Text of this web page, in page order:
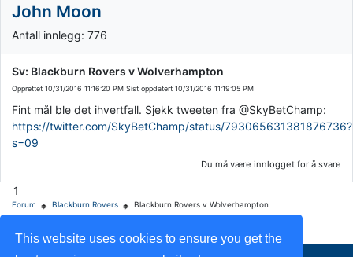
This website uses cookies to ensure you get the
John Moon
Antall innlegg: 776
Sv: Blackburn Rovers v Wolverhampton
Opprettet 10/31/2016 11:16:20 PM Sist oppdatert 10/31/2016 11:19:05 PM
Fint mål ble det ihvertfall. Sjekk tweeten fra @SkyBetChamp:
https://twitter.com/SkyBetChamp/status/793065631381876736?
s=09
Du må være innlogget for å svare
1
Forum Blackburn Rovers Blackburn Rovers v Wolverhampton